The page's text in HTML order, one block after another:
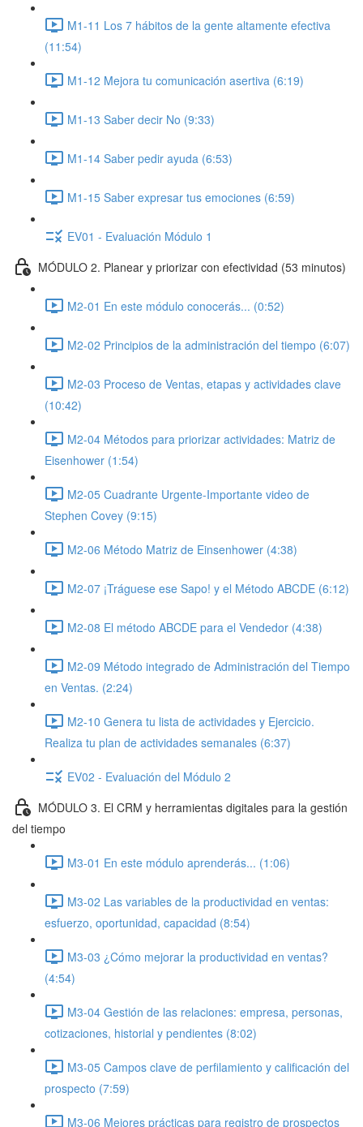
M1-11 Los 7 hábitos de la gente altamente efectiva
(11:54)
M1-12 Mejora tu comunicación asertiva (6:19)
M1-13 Saber decir No (9:33)
M1-14 Saber pedir ayuda (6:53)
M1-15 Saber expresar tus emociones (6:59)
EV01 - Evaluación Módulo 1
MÓDULO 2. Planear y priorizar con efectividad (53 minutos)
M2-01 En este módulo conocerás... (0:52)
M2-02 Principios de la administración del tiempo (6:07)
M2-03 Proceso de Ventas, etapas y actividades clave
(10:42)
M2-04 Métodos para priorizar actividades: Matriz de
Eisenhower (1:54)
M2-05 Cuadrante Urgente-Importante video de
Stephen Covey (9:15)
M2-06 Método Matriz de Einsenhower (4:38)
M2-07 ¡Tráguese ese Sapo! y el Método ABCDE (6:12)
M2-08 El método ABCDE para el Vendedor (4:38)
M2-09 Método integrado de Administración del Tiempo
en Ventas. (2:24)
M2-10 Genera tu lista de actividades y Ejercicio.
Realiza tu plan de actividades semanales (6:37)
EV02 - Evaluación del Módulo 2
MÓDULO 3. El CRM y herramientas digitales para la gestión
del tiempo
M3-01 En este módulo aprenderás... (1:06)
M3-02 Las variables de la productividad en ventas:
esfuerzo, oportunidad, capacidad (8:54)
M3-03 ¿Cómo mejorar la productividad en ventas?
(4:54)
M3-04 Gestión de las relaciones: empresa, personas,
cotizaciones, historial y pendientes (8:02)
M3-05 Campos clave de perfilamiento y calificación del
prospecto (7:59)
M3-06 Mejores prácticas para registro de prospectos